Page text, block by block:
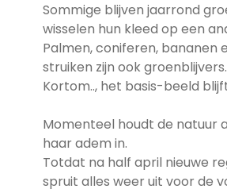
Sommige blijven jaarrond
wisselen hun kleed op een
Palmen, coniferen, bananen
struiken zijn ook groenblijvers.
Kortom.., het basis-beeld
Momenteel houdt de natuur
haar adem in.
Totdat na half april nieuwe
spruit alles weer uit voor de